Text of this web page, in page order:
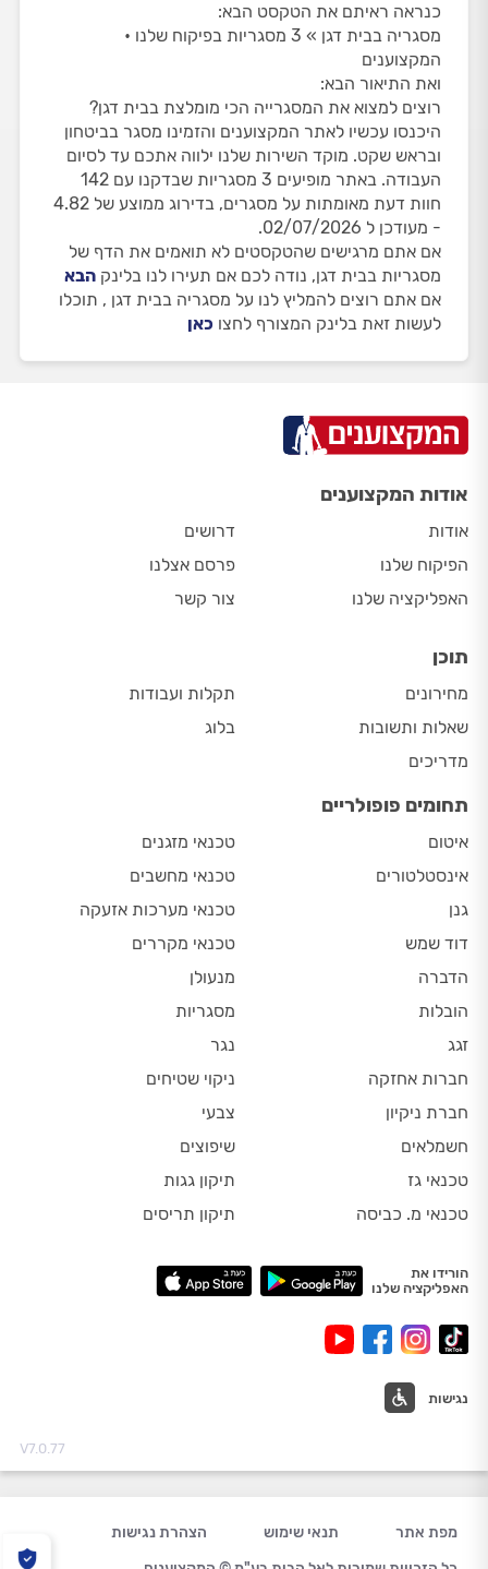
כנראה ראיתם את הטקסט הבא:
מסגריה בבית דגן » 3 מסגריות בפיקוח שלנו •
המקצוענים
ואת התיאור הבא:
רוצים למצוא את המסגרייה הכי מומלצת בבית דגן?
היכנסו עכשיו לאתר המקצוענים והזמינו מסגר בביטחון
ובראש שקט. מוקד השירות שלנו ילווה אתכם עד לסיום
העבודה. באתר מופיעים 3 מסגריות שבדקנו עם 142
חוות דעת מאומתות על מסגרים, בדירוג ממוצע של 4.82
- מעודכן ל 02/07/2026.
אם אתם מרגישים שהטקסטים לא תואמים את הדף של
מסגריות בבית דגן, נודה לכם אם תעירו לנו בלינק הבא
אם אתם רוצים להמליץ לנו על מסגריה בבית דגן , תוכלו
לעשות זאת בלינק המצורף לחצו כאן
אודות המקצוענים
אודות
הפיקוח שלנו
האפליקציה שלנו
דרושים
פרסם אצלנו
צור קשר
תוכן
מחירונים
שאלות ותשובות
מדריכים
תקלות ועבודות
בלוג
תחומים פופולריים
איטום
אינסטלטורים
גנן
דוד שמש
הדברה
הובלות
זגג
חברות אחזקה
חברת ניקיון
חשמלאים
טכנאי גז
טכנאי מ. כביסה
טכנאי מזגנים
טכנאי מחשבים
טכנאי מערכות אזעקה
טכנאי מקררים
מנעולן
מסגריות
נגר
ניקוי שטיחים
צבעי
שיפוצים
תיקון גגות
תיקון תריסים
הורידו את
האפליקציה שלנו
נגישות
V7.0.77
מפת אתר תנאי שימוש
הצהרת נגישות